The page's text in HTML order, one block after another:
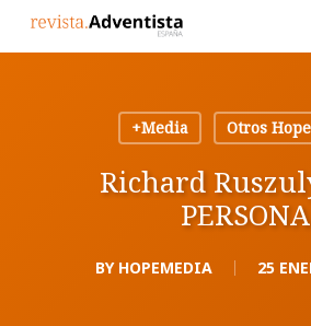
+Media
Otros
Richard
PERSONA
BY HOPEMEDIA 25